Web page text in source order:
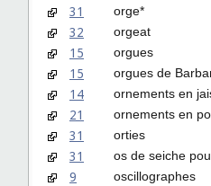
31 orge*
32 orgeat
15 orgues
15 orgues de
14 ornements en
21 ornements en
31 orties
31 os de seiche
9 oscillographes